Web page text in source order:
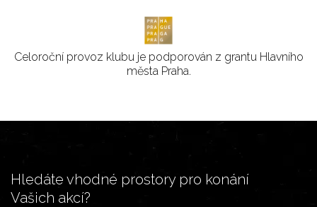
Celoroční provoz klubu je podporován z grantu Hlavního
města Praha.
Hledáte vhodné prostory pro konání
Vašich akcí?